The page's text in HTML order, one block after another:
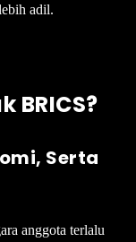
adil.
BRICS?
Serta
anggota terlalu